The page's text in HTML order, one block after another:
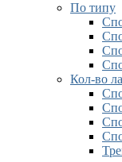
По типу
Кол-во